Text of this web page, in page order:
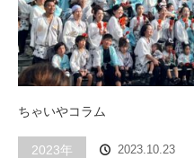
ちゃいやコラム
2023年 2023.10.23